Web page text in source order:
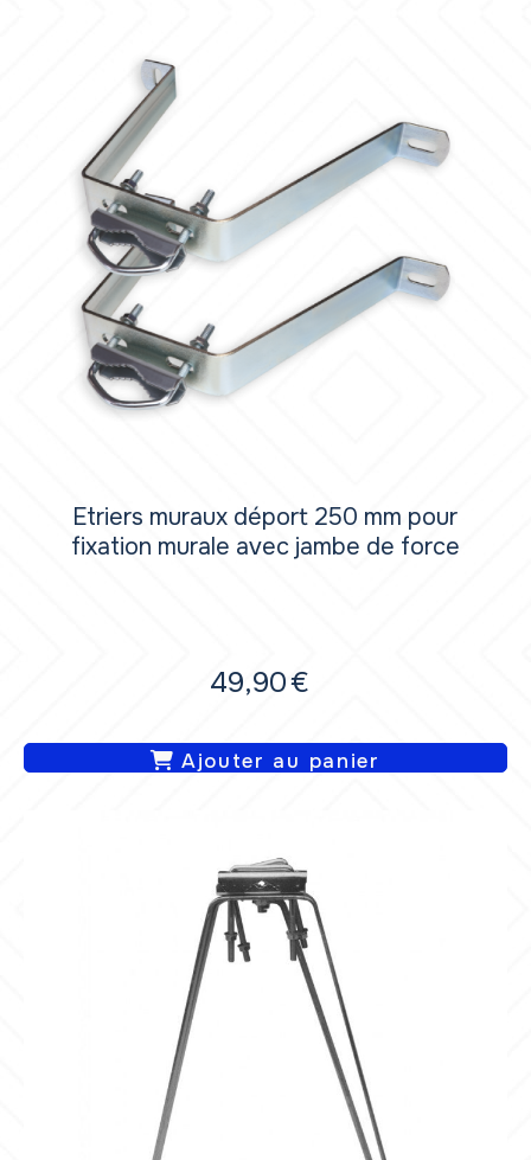
Etriers muraux déport 250 mm pour
fixation murale avec jambe de force
49,90€
Ajouter au panier